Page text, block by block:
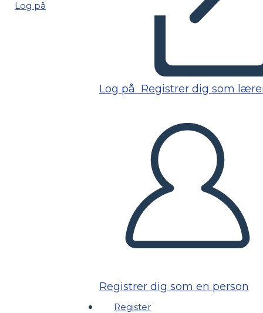
Log på
Log på Registrer dig som
Registrer dig som en person
Register